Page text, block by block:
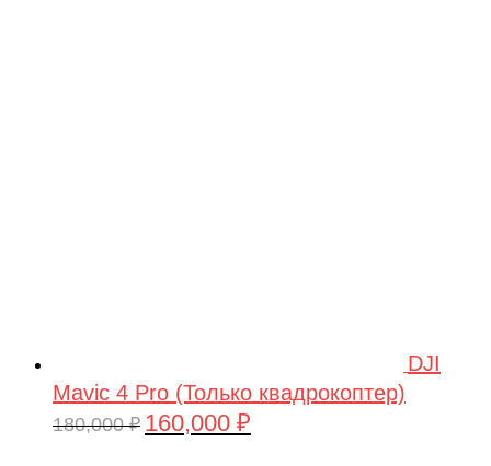
DJI
Mavic 4 Pro (Только квадрокоптер)
180,000₽ Первоначальная
160,000 ₽